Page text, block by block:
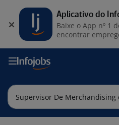
Aplicativo do
Baixe o App nº 1
encontrar